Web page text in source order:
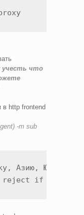
учесть что
в http frontend
-m sub
Азию, Южную
if { src